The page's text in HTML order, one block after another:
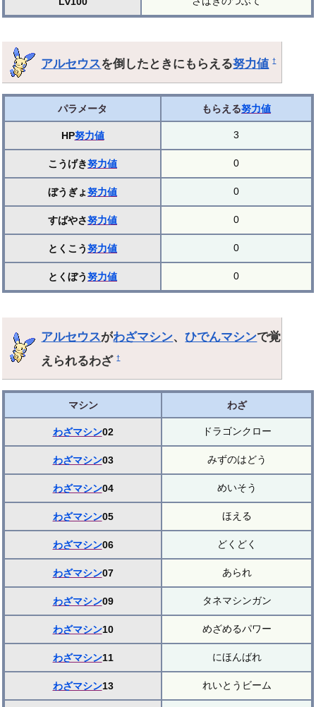
アルセウスを倒したときにもらえる努力値 †
パラメータ もらえる努力値
HP努力値 3
こうげき努力値 0
ぼうぎょ努力値 0
すばやさ努力値 0
とくこう努力値 0
とくぼう努力値 0
アルセウスがわざマシン、ひでんマシンで覚
えられるわざ†
マシン わざ
わざマシン02 ドラゴンクロー
わざマシン03 みずのはどう
わざマシン04 めいそう
わざマシン05 ほえる
わざマシン06 どくどく
わざマシン07 あられ
わざマシン09 タネマシンガン
わざマシン10 めざめるパワー
わざマシン11 にほんばれ
わざマシン13 れいとうビーム